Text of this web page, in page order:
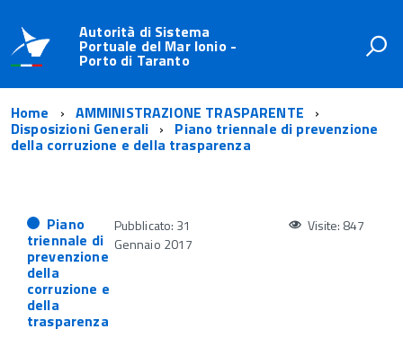
Autorità di Sistema
Portuale del Mar Ionio -
Porto di Taranto
Home AMMINISTRAZIONE TRASPARENTE
Disposizioni Generali Piano triennale di prevenzione
della corruzione e della trasparenza
Piano
triennale di
prevenzione
della
corruzione e
della
trasparenza
Pubblicato: 31
Gennaio 2017
Visite: 847